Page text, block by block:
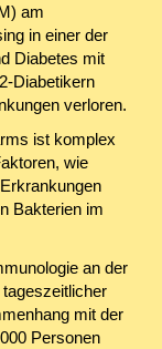
am
in einer der
Diabetes mit
Diabetikern
verloren.
ist komplex
wie
Bakterien im
an der
mit der
Personen